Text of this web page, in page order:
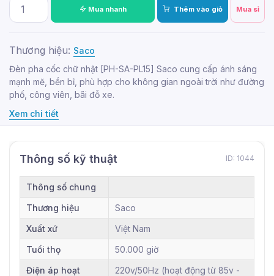
Mua nhanh Thêm vào giỏ Mua sỉ
Thương hiệu: Saco
Đèn pha cốc chữ nhật [PH-SA-PL15] Saco cung cấp ánh sáng
mạnh mẽ, bền bỉ, phù hợp cho không gian ngoài trời như đường
phố, công viên, bãi đỗ xe.
Xem chi tiết
Thông số kỹ thuật ID: 1044
Thông số chung
Thương hiệu
Saco
Xuất xứ
Việt Nam
Tuổi thọ
50.000 giờ
Điện áp hoạt
220v/50Hz (hoạt động từ 85v -